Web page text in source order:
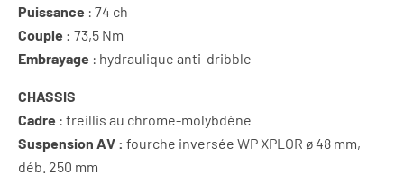
Puissance : 74 ch
Couple : 73,5 Nm
Embrayage : hydraulique anti-dribble
CHASSIS
Cadre : treillis au chrome-molybdène
Suspension AV : fourche inversée WP XPLOR ø 48 mm,
déb. 250 mm